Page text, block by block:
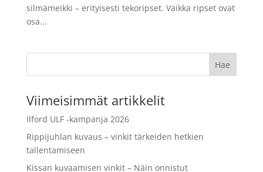
silmämeikki – erityisesti tekoripset. Vaikka ripset ovat
osa...
Viimeisimmät artikkelit
Ilford ULF -kampanja 2026
Rippijuhlan kuvaus – vinkit tärkeiden hetkien
tallentamiseen
Kissan kuvaamisen vinkit – Näin onnistut